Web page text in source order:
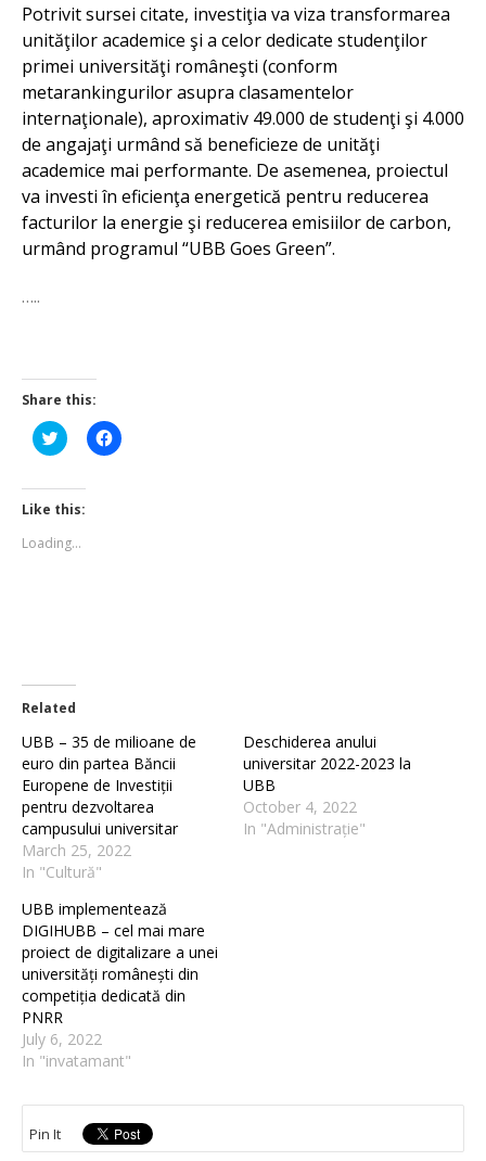
Potrivit sursei citate, investiţia va viza transformarea
unităţilor academice şi a celor dedicate studenţilor
primei universităţi româneşti (conform
metarankingurilor asupra clasamentelor
internaţionale), aproximativ 49.000 de studenţi şi 4.000
de angajaţi urmând să beneficieze de unităţi
academice mai performante. De asemenea, proiectul
va investi în eficienţa energetică pentru reducerea
facturilor la energie şi reducerea emisiilor de carbon,
urmând programul “UBB Goes Green”.
…..
Share this:
Click
to
Twitter
(Opens
in
window)
Click
to
Like this:
Loading...
Related
UBB – 35 de milioane de
euro din partea Băncii
Europene de Investiții
pentru dezvoltarea
campusului universitar
March 25, 2022
In "Cultură"
Deschiderea anului
universitar 2022-2023 la
UBB
October 4, 2022
In "Administrație"
UBB implementează
DIGIHUBB – cel mai mare
proiect de digitalizare a unei
universități românești din
competiția dedicată din
PNRR
July 6, 2022
In "invatamant"
Pin It